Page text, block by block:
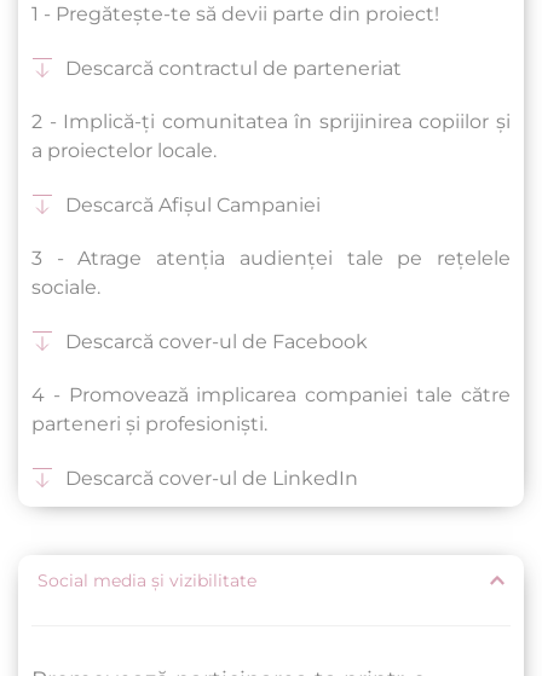
1 - Pregătește-te să devii parte din proiect!
Descarcă contractul de parteneriat
2 - Implică-ți comunitatea în sprijinirea copiilor și
a proiectelor locale.
Descarcă Afișul Campaniei
3 - Atrage atenția audienței tale pe rețelele
sociale.
Descarcă cover-ul de Facebook
4 - Promovează implicarea companiei tale către
parteneri și profesioniști.
Descarcă cover-ul de LinkedIn
Social media și vizibilitate